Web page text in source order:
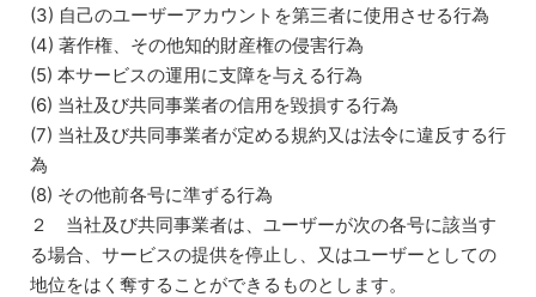
(3) 自己のユーザーアカウントを第三者に使用させる行為
(4) 著作権、その他知的財産権の侵害行為
(5) 本サービスの運用に支障を与える行為
(6) 当社及び共同事業者の信用を毀損する行為
(7) 当社及び共同事業者が定める規約又は法令に違反する行
為
(8) その他前各号に準ずる行為
２ 当社及び共同事業者は、ユーザーが次の各号に該当す
る場合、サービスの提供を停止し、又はユーザーとしての
地位をはく奪することができるものとします。